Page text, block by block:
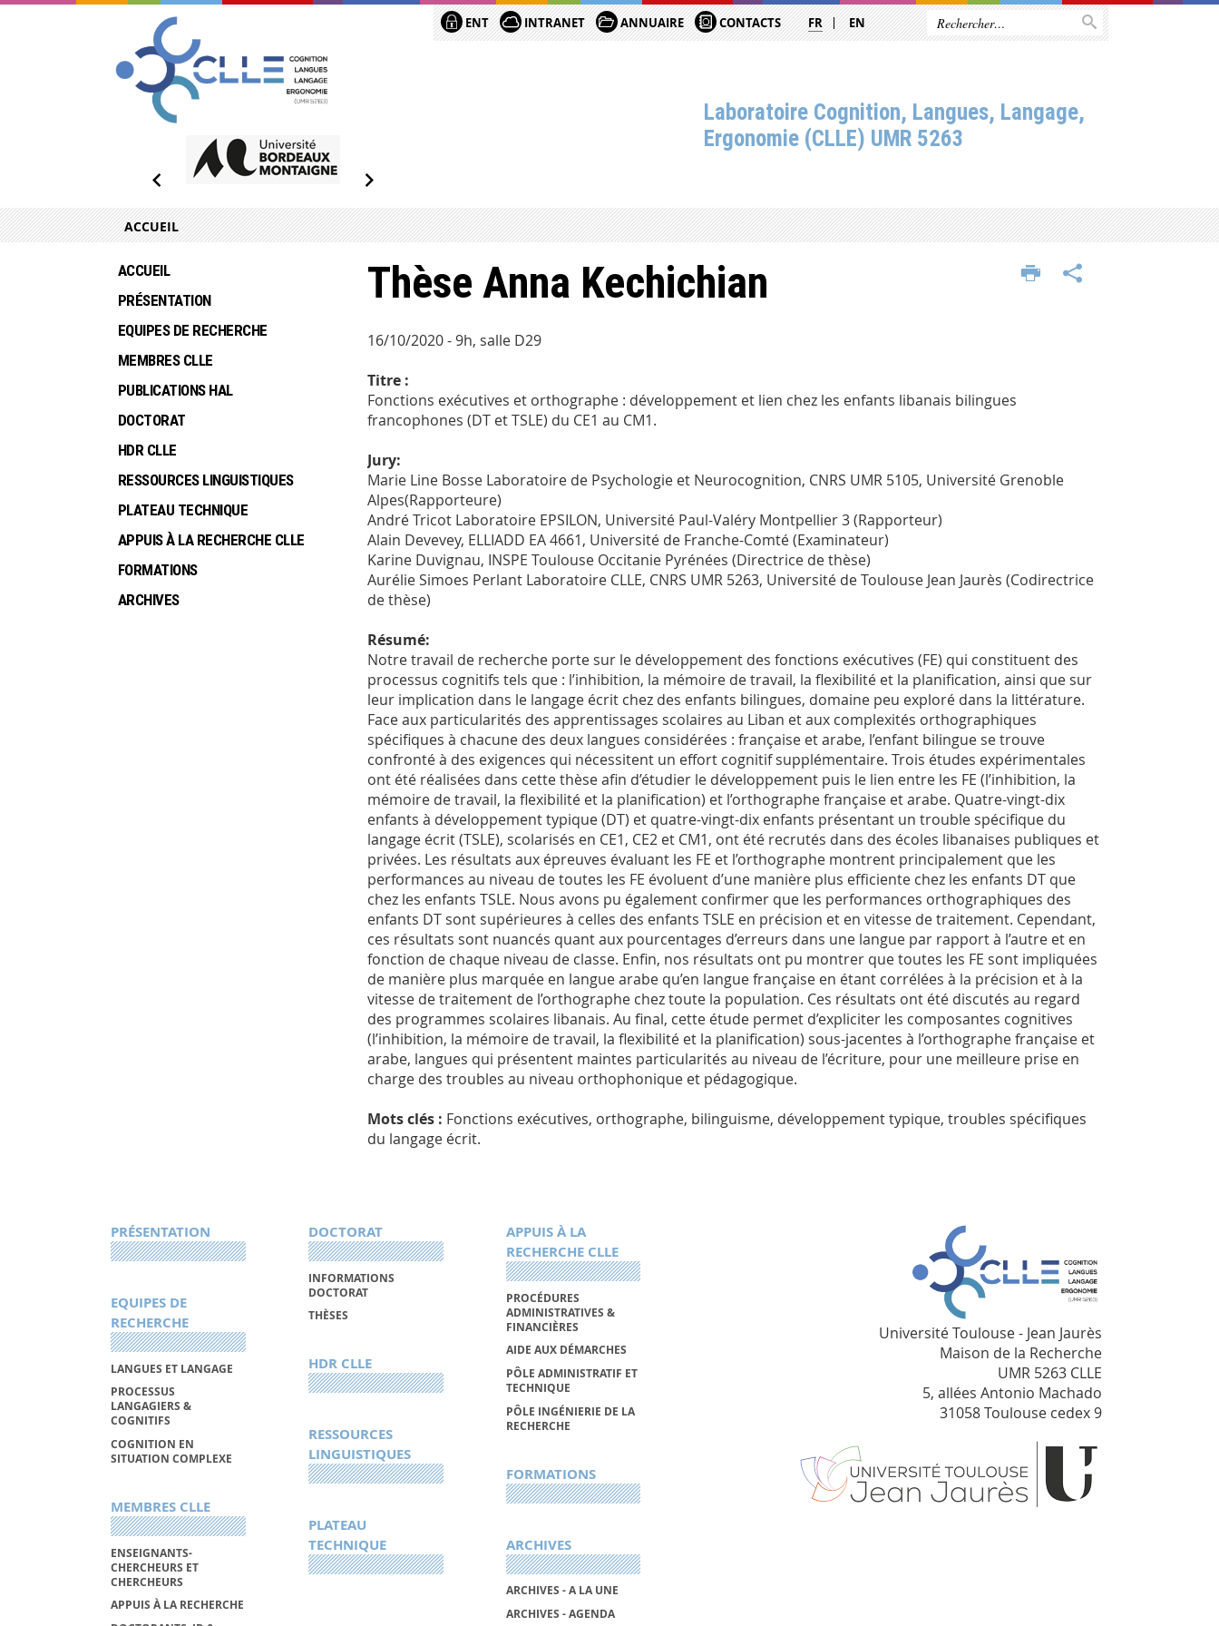
ENT INTRANET ANNUAIRE CONTACTS FR EN
Laboratoire Cognition, Langues, Langage,
Ergonomie (CLLE) UMR 5263
ACCUEIL
Thèse Anna Kechichian
16/10/2020 - 9h, salle D29
Titre :
Fonctions exécutives et orthographe : développement et lien chez les enfants libanais bilingues
francophones (DT et TSLE) du CE1 au CM1.
Jury:
Marie Line Bosse Laboratoire de Psychologie et Neurocognition, CNRS UMR 5105, Université Grenoble
Alpes(Rapporteure)
André Tricot Laboratoire EPSILON, Université Paul-Valéry Montpellier 3 (Rapporteur)
Alain Devevey, ELLIADD EA 4661, Université de Franche-Comté (Examinateur)
Karine Duvignau, INSPE Toulouse Occitanie Pyrénées (Directrice de thèse)
Aurélie Simoes Perlant Laboratoire CLLE, CNRS UMR 5263, Université de Toulouse Jean Jaurès (Codirectrice
de thèse)
Résumé:
Notre travail de recherche porte sur le développement des fonctions exécutives (FE) qui constituent des
processus cognitifs tels que : l’inhibition, la mémoire de travail, la flexibilité et la planification, ainsi que sur
leur implication dans le langage écrit chez des enfants bilingues, domaine peu exploré dans la littérature.
Face aux particularités des apprentissages scolaires au Liban et aux complexités orthographiques
spécifiques à chacune des deux langues considérées : française et arabe, l’enfant bilingue se trouve
confronté à des exigences qui nécessitent un effort cognitif supplémentaire. Trois études expérimentales
ont été réalisées dans cette thèse afin d’étudier le développement puis le lien entre les FE (l’inhibition, la
mémoire de travail, la flexibilité et la planification) et l’orthographe française et arabe. Quatre-vingt-dix
enfants à développement typique (DT) et quatre-vingt-dix enfants présentant un trouble spécifique du
langage écrit (TSLE), scolarisés en CE1, CE2 et CM1, ont été recrutés dans des écoles libanaises publiques et
privées. Les résultats aux épreuves évaluant les FE et l’orthographe montrent principalement que les
performances au niveau de toutes les FE évoluent d’une manière plus efficiente chez les enfants DT que
chez les enfants TSLE. Nous avons pu également confirmer que les performances orthographiques des
enfants DT sont supérieures à celles des enfants TSLE en précision et en vitesse de traitement. Cependant,
ces résultats sont nuancés quant aux pourcentages d’erreurs dans une langue par rapport à l’autre et en
fonction de chaque niveau de classe. Enfin, nos résultats ont pu montrer que toutes les FE sont impliquées
de manière plus marquée en langue arabe qu’en langue française en étant corrélées à la précision et à la
vitesse de traitement de l’orthographe chez toute la population. Ces résultats ont été discutés au regard
des programmes scolaires libanais. Au final, cette étude permet d’expliciter les composantes cognitives
(l’inhibition, la mémoire de travail, la flexibilité et la planification) sous-jacentes à l’orthographe française et
arabe, langues qui présentent maintes particularités au niveau de l’écriture, pour une meilleure prise en
charge des troubles au niveau orthophonique et pédagogique.
Mots clés : Fonctions exécutives, orthographe, bilinguisme, développement typique, troubles spécifiques
du langage écrit.
ACCUEIL
PRÉSENTATION
EQUIPES DE RECHERCHE
MEMBRES CLLE
PUBLICATIONS HAL
DOCTORAT
HDR CLLE
RESSOURCES LINGUISTIQUES
PLATEAU TECHNIQUE
APPUIS À LA RECHERCHE CLLE
FORMATIONS
ARCHIVES
PRÉSENTATION
EQUIPES DE
RECHERCHE
LANGUES ET LANGAGE
PROCESSUS
LANGAGIERS &
COGNITIFS
COGNITION EN
SITUATION COMPLEXE
MEMBRES CLLE
ENSEIGNANTS-
CHERCHEURS ET
CHERCHEURS
APPUIS À LA RECHERCHE
DOCTORAT
INFORMATIONS
DOCTORAT
THÈSES
HDR CLLE
RESSOURCES
LINGUISTIQUES
PLATEAU
TECHNIQUE
APPUIS À LA
RECHERCHE CLLE
PROCÉDURES
ADMINISTRATIVES &
FINANCIÈRES
AIDE AUX DÉMARCHES
PÔLE ADMINISTRATIF ET
TECHNIQUE
PÔLE INGÉNIERIE DE LA
RECHERCHE
FORMATIONS
ARCHIVES
ARCHIVES - A LA UNE
ARCHIVES - AGENDA
Université Toulouse - Jean Jaurès
Maison de la Recherche
UMR 5263 CLLE
5, allées Antonio Machado
31058 Toulouse cedex 9